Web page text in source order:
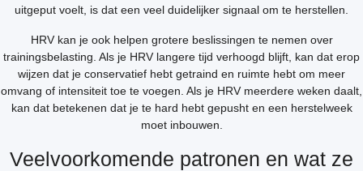
uitgeput voelt, is dat een veel duidelijker signaal om te herstellen.
HRV kan je ook helpen grotere beslissingen te nemen over
trainingsbelasting. Als je HRV langere tijd verhoogd blijft, kan dat erop
wijzen dat je conservatief hebt getraind en ruimte hebt om meer
omvang of intensiteit toe te voegen. Als je HRV meerdere weken daalt,
kan dat betekenen dat je te hard hebt gepusht en een herstelweek
moet inbouwen.
Veelvoorkomende patronen en wat ze